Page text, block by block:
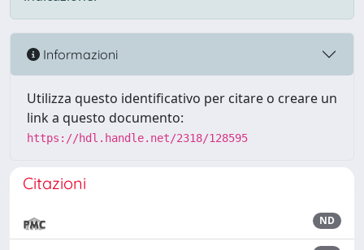
Informazioni
Utilizza questo identificativo per citare o creare un
link a questo documento:
https://hdl.handle.net/2318/128595
Citazioni
ND